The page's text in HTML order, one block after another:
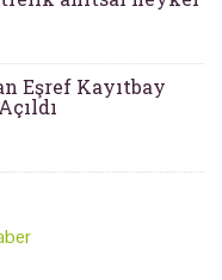
Eşref Kayıtbay